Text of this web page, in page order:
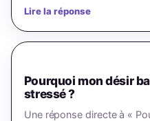
Lire la réponse
Pourquoi mon désir
stressé ?
Une réponse directe à «